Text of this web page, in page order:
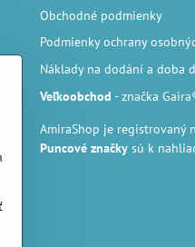
Obchodné podmienky
Podmienky ochrany
Náklady na dodání a doba
Veľkoobchod - značka
AmiraShop je registrovaný
Puncové značkysú k